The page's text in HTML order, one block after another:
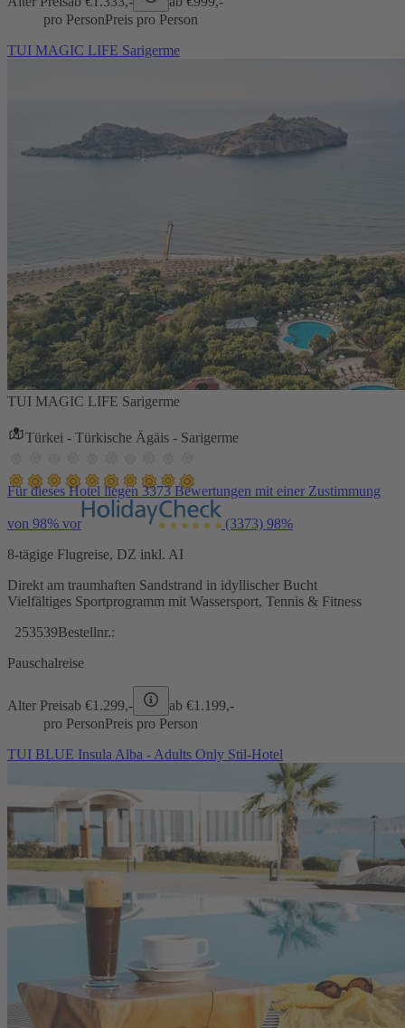
pro PersonPreis pro Person
TUI MAGIC LIFE Sarigerme
TUI MAGIC LIFE Sarigerme
Türkei - Türkische Ägäis - Sarigerme
Für dieses Hotel liegen 3373 Bewertungen mit einer Zustimmung
von 98% vor (3373) 98%
8-tägige Flugreise, DZ inkl. AI
Direkt am traumhaften Sandstrand in idyllischer Bucht
Vielfältiges Sportprogramm mit Wassersport, Tennis & Fitness
253539Bestellnr.:
Pauschalreise
Alter Preisab €1.299,- ab €1.199,-
pro PersonPreis pro Person
TUI BLUE Insula Alba - Adults Only Stil-Hotel